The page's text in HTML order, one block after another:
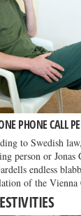
PHONE CALL
to Swedish
person or Jonas
endless
of the Vienna